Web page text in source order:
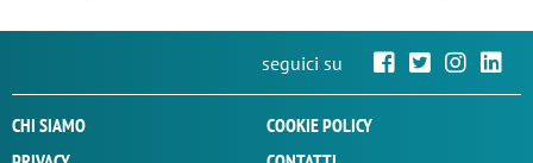
seguici su
CHI SIAMO
COOKIE POLICY